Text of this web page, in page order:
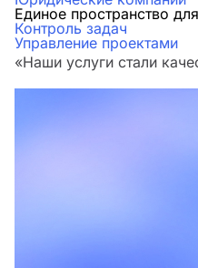
Единое пространство
Контроль задач
Управление проектами
«Наши услуги стали